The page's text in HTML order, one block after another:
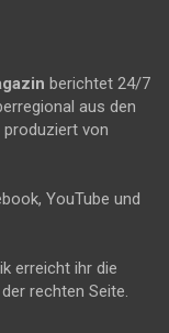
berichtet 24/7
aus den
produziert von
YouTube und
erreicht ihr die
rechten Seite.